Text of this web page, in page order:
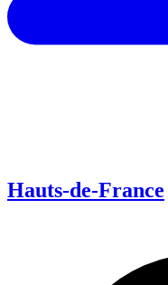
Hauts-de-France